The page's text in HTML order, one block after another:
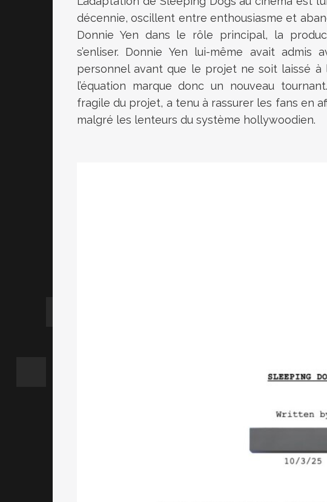
décennie, oscillent entre enthousiasme et
Donnie Yen dans le rôle principal, la
s’enliser. Donnie Yen lui-même avait
personnel avant que le projet ne soit laissé à
l’équation marque donc un nouveau
fragile du projet, a tenu à rassurer les fans en
malgré les lenteurs du système hollywoodien.